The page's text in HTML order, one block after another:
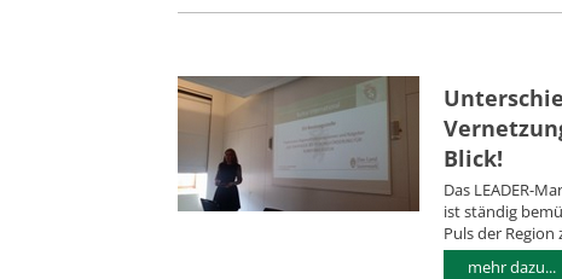
Blick!
Das LEADER-
ist ständig
Puls der Region
mehr dazu...